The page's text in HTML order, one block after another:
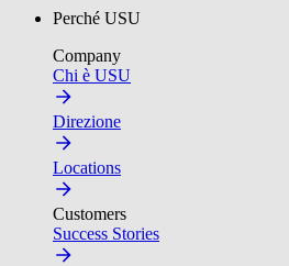
Perché USU
Company
Chi è USU
Direzione
Locations
Customers
Success Stories